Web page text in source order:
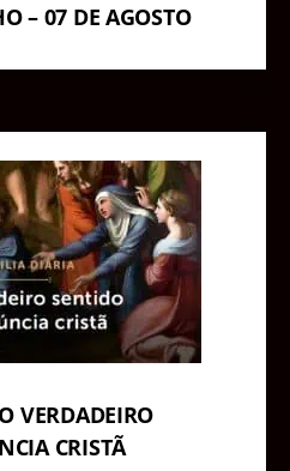
– 07 DE AGOSTO
VERDADEIRO
CRISTÃ